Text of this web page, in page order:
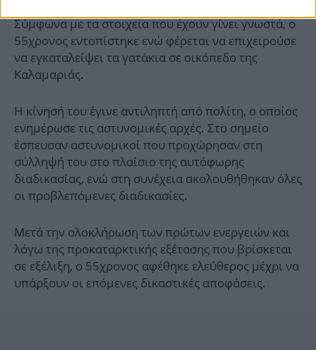
Σύμφωνα με τα στοιχεία που έχουν γίνει γνωστά, ο
55χρονος εντοπίστηκε ενώ φέρεται να επιχειρούσε
να εγκαταλείψει τα γατάκια σε οικόπεδο της
Καλαμαριάς.
Η κίνησή του έγινε αντιληπτή από πολίτη, ο οποίος
ενημέρωσε τις αστυνομικές αρχές. Στο σημείο
έσπευσαν αστυνομικοί που προχώρησαν στη
σύλληψή του στο πλαίσιο της αυτόφωρης
διαδικασίας, ενώ στη συνέχεια ακολουθήθηκαν όλες
οι προβλεπόμενες διαδικασίες.
Μετά την ολοκλήρωση των πρώτων ενεργειών και
λόγω της προκαταρκτικής εξέτασης που βρίσκεται
σε εξέλιξη, ο 55χρονος αφέθηκε ελεύθερος μέχρι να
υπάρξουν οι επόμενες δικαστικές αποφάσεις.